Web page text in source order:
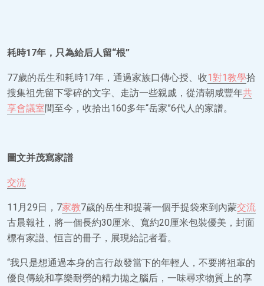
耗時17年，只為給后人留“根”
77歲的岳生和耗時17年，通過家族口傳心授、收1對1教學拾
搜集祖先留下零碎的文字、走訪一些親戚，從清朝咸豐年共
享會議室間至今，收拾出160多年“岳家”6代人的家譜。
圖文并茂寫家譜
交流
11月29日，7家教7歲的岳生和提著一個手提袋來到內蒙交流
古晨報社，將一個長約30厘米、寬約20厘米包裝優美，封面
標有家譜、恒言的冊子，展現給記者看。
“我只是想通過本身的言行啟發當下的年輕人，不要將祖輩的
優良傳統和享樂耐勞的精力拋之腦后，一味尋求物質上的享